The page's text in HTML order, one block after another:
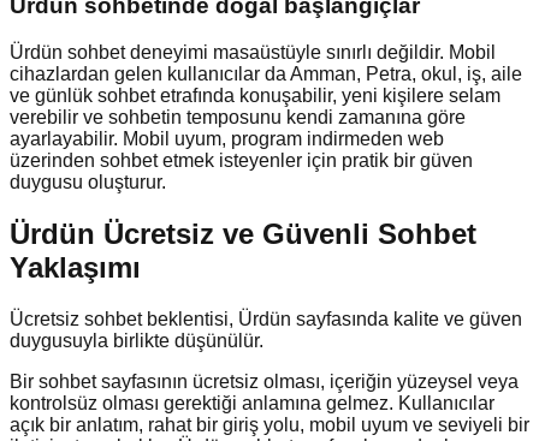
Ürdün sohbetinde doğal başlangıçlar
Ürdün sohbet deneyimi masaüstüyle sınırlı değildir. Mobil
cihazlardan gelen kullanıcılar da Amman, Petra, okul, iş, aile
ve günlük sohbet etrafında konuşabilir, yeni kişilere selam
verebilir ve sohbetin temposunu kendi zamanına göre
ayarlayabilir. Mobil uyum, program indirmeden web
üzerinden sohbet etmek isteyenler için pratik bir güven
duygusu oluşturur.
Ürdün Ücretsiz ve Güvenli Sohbet
Yaklaşımı
Ücretsiz sohbet beklentisi, Ürdün sayfasında kalite ve güven
duygusuyla birlikte düşünülür.
Bir sohbet sayfasının ücretsiz olması, içeriğin yüzeysel veya
kontrolsüz olması gerektiği anlamına gelmez. Kullanıcılar
açık bir anlatım, rahat bir giriş yolu, mobil uyum ve seviyeli bir